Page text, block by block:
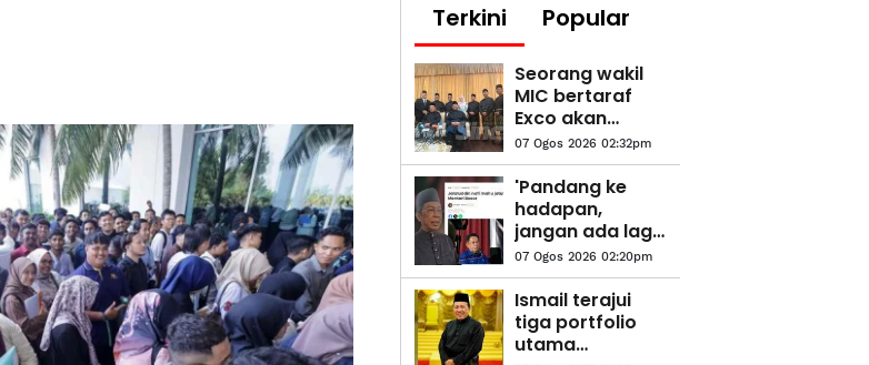
Terkini Popular
Seorang wakil
MIC bertaraf
Exco akan
ditempatkan di
pejabat MB
Negeri Sembilan
- Ismail
07 Ogos 2026 02:32pm
'Pandang ke
hadapan,
jangan ada lagi
fitnah, adu
domba-
Jalaluddin
07 Ogos 2026 02:20pm
Ismail terajui
tiga portfolio
utama